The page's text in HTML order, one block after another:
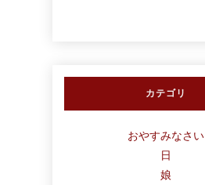
カテゴリ
おやすみなさい
日
娘